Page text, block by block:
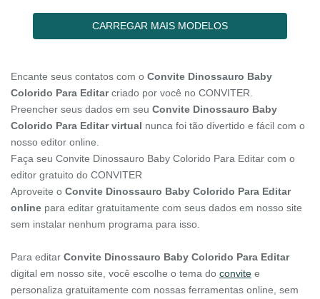
CARREGAR MAIS MODELOS
Encante seus contatos com o Convite Dinossauro Baby
Colorido Para Editarcriado por você no CONVITER.
Preencher seus dados em seu Convite Dinossauro Baby
Colorido Para Editar virtual nunca foi tão divertido e fácil com o
nosso editor online.
Faça seu Convite Dinossauro Baby Colorido Para Editar com o
editor gratuito do CONVITER
Aproveite o Convite Dinossauro Baby Colorido Para Editar
online para editar gratuitamente com seus dados em nosso site
sem instalar nenhum programa para isso.
Para editar Convite Dinossauro Baby Colorido Para Editar
digital em nosso site, você escolhe o tema do convite e
personaliza gratuitamente com nossas ferramentas online, sem